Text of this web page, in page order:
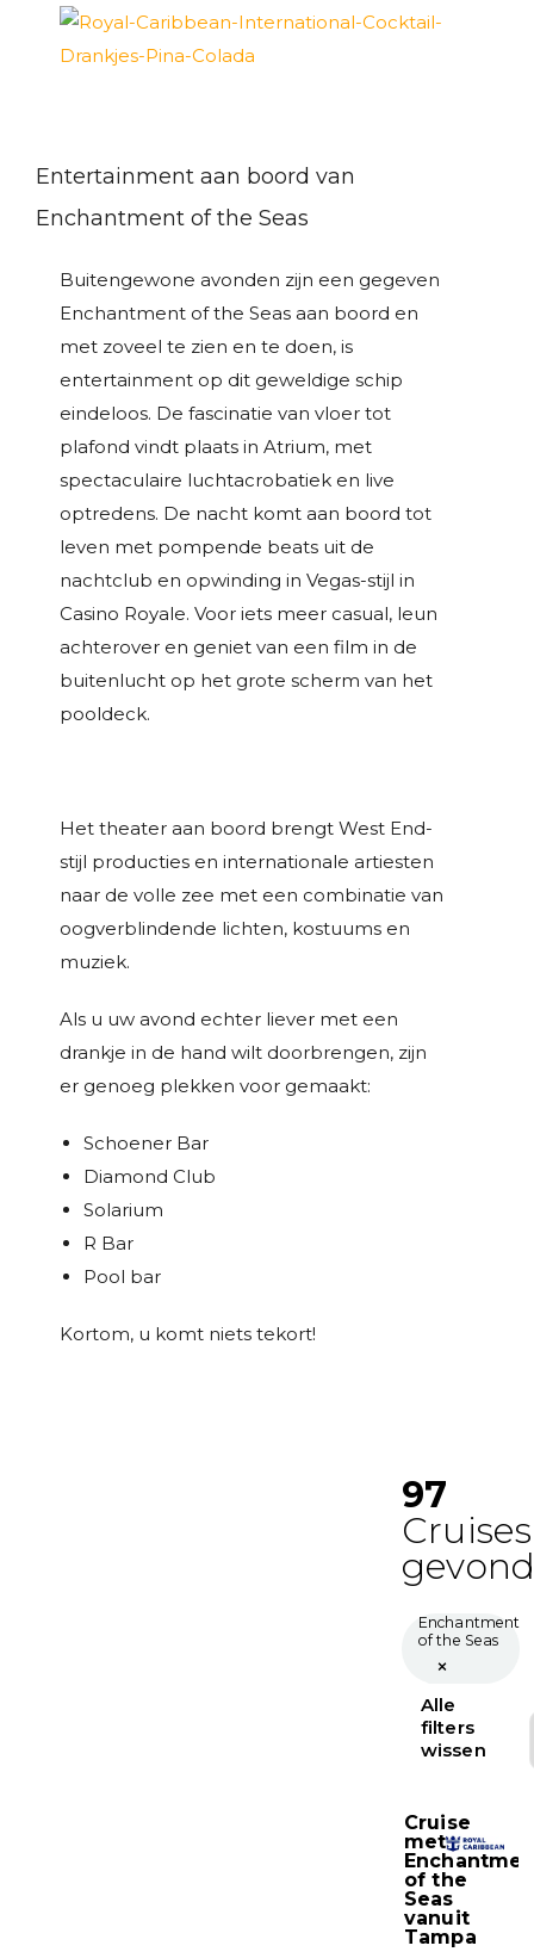
Entertainment aan boord van
Enchantment of the Seas
Buitengewone avonden zijn een gegeven
Enchantment of the Seas aan boord en
met zoveel te zien en te doen, is
entertainment op dit geweldige schip
eindeloos. De fascinatie van vloer tot
plafond vindt plaats in Atrium, met
spectaculaire luchtacrobatiek en live
optredens. De nacht komt aan boord tot
leven met pompende beats uit de
nachtclub en opwinding in Vegas-stijl in
Casino Royale. Voor iets meer casual, leun
achterover en geniet van een film in de
buitenlucht op het grote scherm van het
pooldeck.
Het theater aan boord brengt West End-
stijl producties en internationale artiesten
naar de volle zee met een combinatie van
oogverblindende lichten, kostuums en
muziek.
Als u uw avond echter liever met een
drankje in de hand wilt doorbrengen, zijn
er genoeg plekken voor gemaakt:
Schoener Bar
Diamond Club
Solarium
R Bar
Pool bar
Kortom, u komt niets tekort!